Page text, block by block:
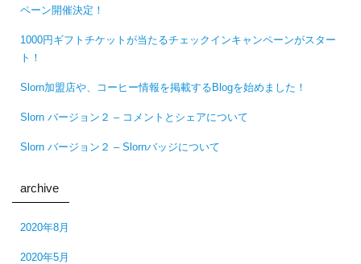
ペーン開催決定！
1000円ギフトチケットが当たるチェックインキャンペーンがスター
ト！
Slorn加盟店や、コーヒー情報を掲載するBlogを始めました！
Slorn バージョン２ – コメントとシェアについて
Slorn バージョン２ – Slornバッジについて
archive
2020年8月
2020年5月